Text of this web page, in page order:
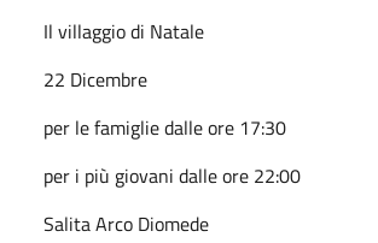
Il villaggio di Natale
22 Dicembre
per le famiglie dalle ore 17:30
per i più giovani dalle ore 22:00
Salita Arco Diomede